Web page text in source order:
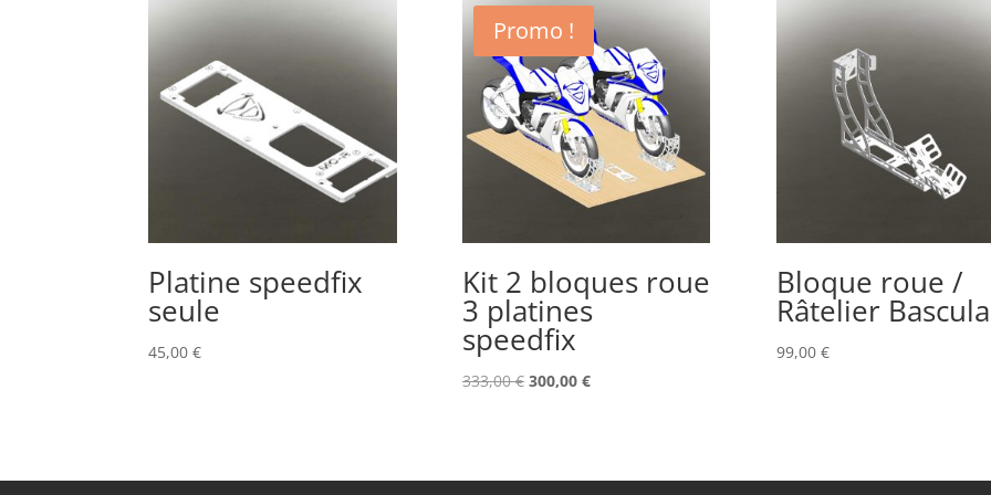
Platine speedfix
seule
45,00€
Promo !
Kit 2 bloques roue
3 platines
speedfix
333,00€ Le
333,00 €.
300,00 €Le
300,00 €.
Bloque roue /
Râtelier
99,00 €